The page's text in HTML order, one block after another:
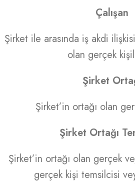
Çalışan
Şirket ile arasında iş akdi
olan gerçek
Şirket
Şirket’in ortağı olan
Şirket Ortağı
Şirket’in ortağı olan gerçek
gerçek kişi temsilcisi